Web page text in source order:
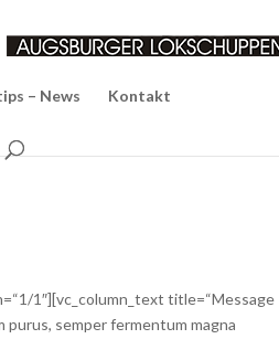
– News Kontakt
1″][vc_column_text title=“Message
purus, semper fermentum magna